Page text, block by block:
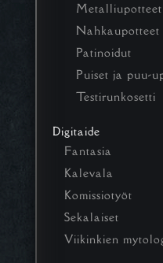
Metalliupotteet
Nahkaupotteet
Patinoidut
Puiset ja puu-
Testirunkosetti
Digitaide
Fantasia
Kalevala
Komissiotyöt
Sekalaiset
Viikinkien